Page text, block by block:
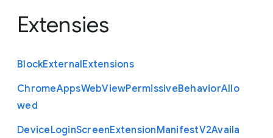
Extensies
BlockExternalExtensions
ChromeAppsWebViewPermissiveBehaviorAllo
wed
DeviceLoginScreenExtensionManifestV2Availa